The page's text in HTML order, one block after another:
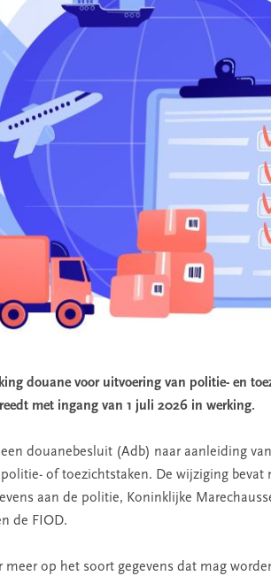
douane voor uitvoering van politie- en
met ingang van 1 juli 2026 in werking.
douanebesluit (Adb) naar aanleiding
of toezichtstaken. De wijziging bevat
aan de politie, Koninklijke
de FIOD.
meer op het soort gegevens dat mag